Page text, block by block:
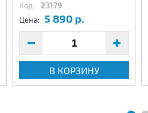
Код: 23179
Цена: 5 890 р.
В КОРЗИНУ